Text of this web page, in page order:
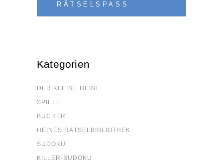
RÄTSELSPASS
Kate­go­rien
DER KLEI­NE HEINE
SPIE­LE
BÜCHER
HEI­NES RÄTSELBIBLIOTHEK
SUDO­KU
KIL­LER-SUDO­KU